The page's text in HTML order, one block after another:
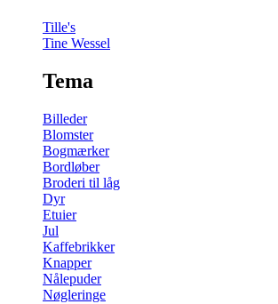
Tille's
Tine Wessel
Tema
Billeder
Blomster
Bogmærker
Bordløber
Broderi til låg
Dyr
Etuier
Jul
Kaffebrikker
Knapper
Nålepuder
Nøgleringe